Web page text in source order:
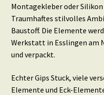
Montagekleber oder
Traumhaftes stilvolles
Baustoff. Die Elemente
Werkstatt in Esslingen am
und verpackt.
Echter Gips Stuck, viele
Elemente und Eck-